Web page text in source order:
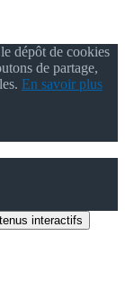
dépôt de cookies
de partage,
En savoir plus
interactifs